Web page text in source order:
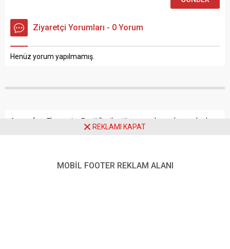
Ziyaretçi Yorumları - 0 Yorum
Henüz yorum yapılmamış.
Anasayfa Ekonomi Enerji fiyatları tüm zamanların rekorunu kırdı
Enerji fiyatları tüm
REKLAMI KAPAT
MOBİL FOOTER REKLAM ALANI